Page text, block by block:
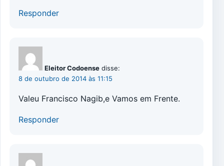
Responder
Eleitor Codoense disse:
8 de outubro de 2014 às 11:15
Valeu Francisco Nagib,e Vamos em Frente.
Responder